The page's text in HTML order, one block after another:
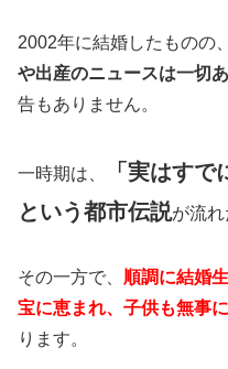
2002年に結婚したものの
や出産のニュースは一切
告もありません。
一時期は、
「実はすで
という都市伝説が流れ
その一方で、 順調に結婚
宝に恵まれ、子供も無事
ります。